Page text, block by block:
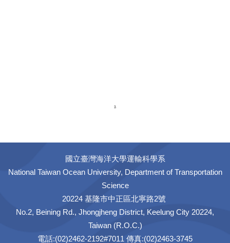
國立臺灣海洋大學運輸科學系
National Taiwan Ocean University, Department of Transportation
Science
20224 基隆市中正區北寧路2號
No.2, Beining Rd., Jhongjheng District, Keelung City 20224,
Taiwan (R.O.C.)
電話:(02)2462-2192#7011 傳真:(02)2463-3745